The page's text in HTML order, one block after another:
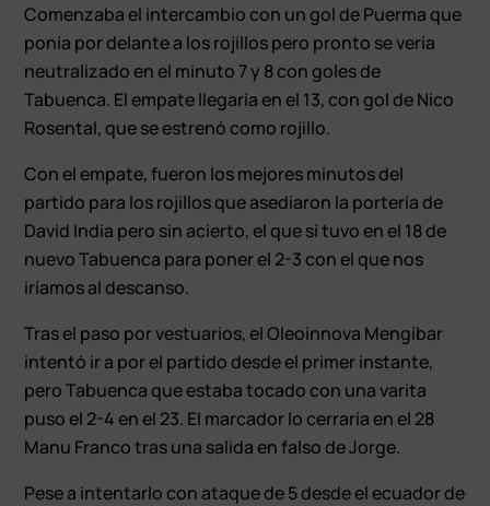
Comenzaba el intercambio con un gol de Puerma que
ponía por delante a los rojillos pero pronto se vería
neutralizado en el minuto 7 y 8 con goles de
Tabuenca. El empate llegaría en el 13, con gol de Nico
Rosental, que se estrenó como rojillo.
Con el empate, fueron los mejores minutos del
partido para los rojillos que asediaron la portería de
David India pero sin acierto, el que sí tuvo en el 18 de
nuevo Tabuenca para poner el 2-3 con el que nos
iríamos al descanso.
Tras el paso por vestuarios, el Oleoinnova Mengíbar
intentó ir a por el partido desde el primer instante,
pero Tabuenca que estaba tocado con una varita
puso el 2-4 en el 23. El marcador lo cerraría en el 28
Manu Franco tras una salida en falso de Jorge.
Pese a intentarlo con ataque de 5 desde el ecuador de